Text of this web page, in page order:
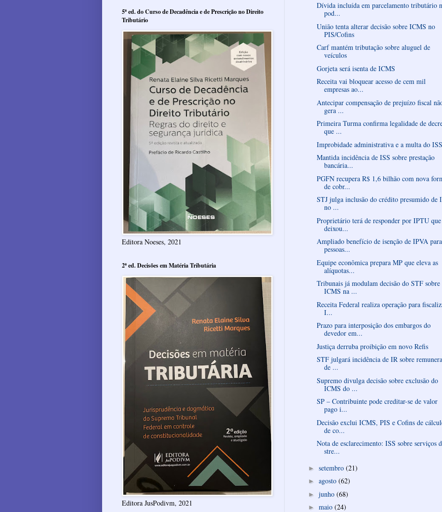
Dívida incluída em parcelamento tributário
pod...
União tenta alterar decisão sobre ICMS no
PIS/Cofins
Carf mantém tributação sobre aluguel de
veículos
Gorjeta será isenta de ICMS
Receita vai bloquear acesso de cem mil
empresas ao...
Antecipar compensação de prejuízo fiscal
gera ...
Primeira Turma confirma legalidade de
que ...
Improbidade administrativa e a multa do ISS
Mantida incidência de ISS sobre prestação
bancária...
PGFN recupera R$ 1,6 bilhão com nova
de cobr...
STJ julga inclusão do crédito presumido de
no ...
Proprietário terá de responder por IPTU que
deixou...
Ampliado benefício de isenção de IPVA para
pessoas...
Equipe econômica prepara MP que eleva as
alíquotas...
Tribunais já modulam decisão do STF sobre
ICMS na ...
Receita Federal realiza operação para
I...
Prazo para interposição dos embargos do
devedor em...
Justiça derruba proibição em novo Refis
STF julgará incidência de IR sobre
de ...
Supremo divulga decisão sobre exclusão do
ICMS do ...
SP – Contribuinte pode creditar-se de valor
pago i...
Decisão exclui ICMS, PIS e Cofins de
de co...
Nota de esclarecimento: ISS sobre serviços
stre...
► setembro (21)
► agosto (62)
► junho (68)
► maio (24)
5ª ed. do Curso de Decadência e de Prescrição no Direito
Tributário
Editora Noeses, 2021
2ª ed. Decisões em Matéria Tributária
Editora JusPodivm, 2021